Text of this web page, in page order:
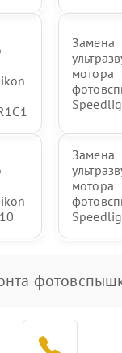
Замена
мотора
Замена
мотора